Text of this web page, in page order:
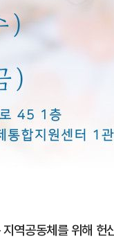
역공동체를 위해